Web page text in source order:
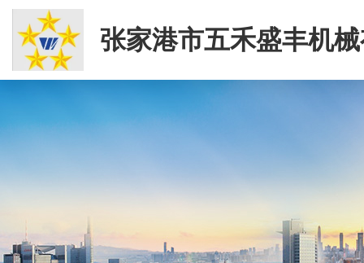
张家港市五禾盛丰机
司